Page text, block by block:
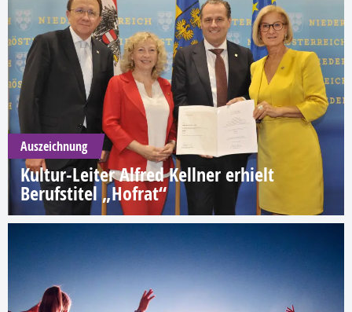
Auszeichnung
Kultur-Leiter Alfred Kellner erhielt
Berufstitel „Hofrat“